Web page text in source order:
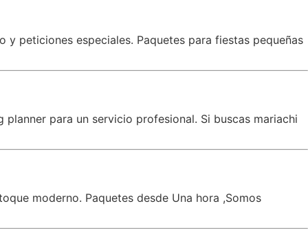
peticiones especiales. Paquetes para fiestas pequeñas
para un servicio profesional. Si buscas mariachi
moderno. Paquetes desde Una hora ,Somos